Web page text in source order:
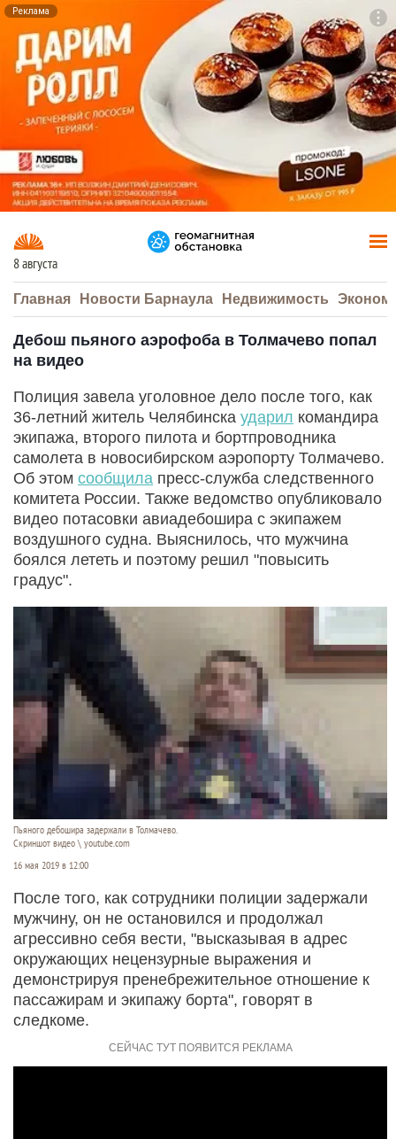
Реклама
8 августа
Главная Новости Барнаула Недвижимость
Дебош пьяного аэрофоба в Толмачево попал
на видео
Полиция завела уголовное дело после того, как
36-летний житель Челябинска ударил командира
экипажа, второго пилота и бортпроводника
самолета в новосибирском аэропорту Толмачево.
Об этом сообщила пресс-служба следственного
комитета России. Также ведомство опубликовало
видео потасовки авиадебошира с экипажем
воздушного судна. Выяснилось, что мужчина
боялся лететь и поэтому решил "повысить
градус".
Пьяного дебошира задержали в Толмачево.
Скриншот видео \ youtube.com
16 мая 2019 в 12:00
После того, как сотрудники полиции задержали
мужчину, он не остановился и продолжал
агрессивно себя вести, "высказывая в адрес
окружающих нецензурные выражения и
демонстрируя пренебрежительное отношение к
пассажирам и экипажу борта", говорят в
следкоме.